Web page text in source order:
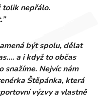
tolik nepřálo.
být spolu, dělat
a i když to občas
snažíme. Nejvíc nám
Štěpánka, která
výzvy a vlastně